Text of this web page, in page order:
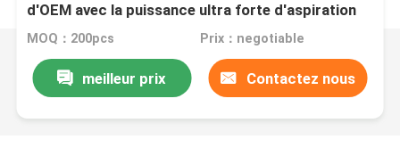
d'OEM avec la puissance ultra forte d'aspiration
30 * 15 * 10 cm
MOQ：200pcs Prix：negotiable
meilleur prix Contactez nous